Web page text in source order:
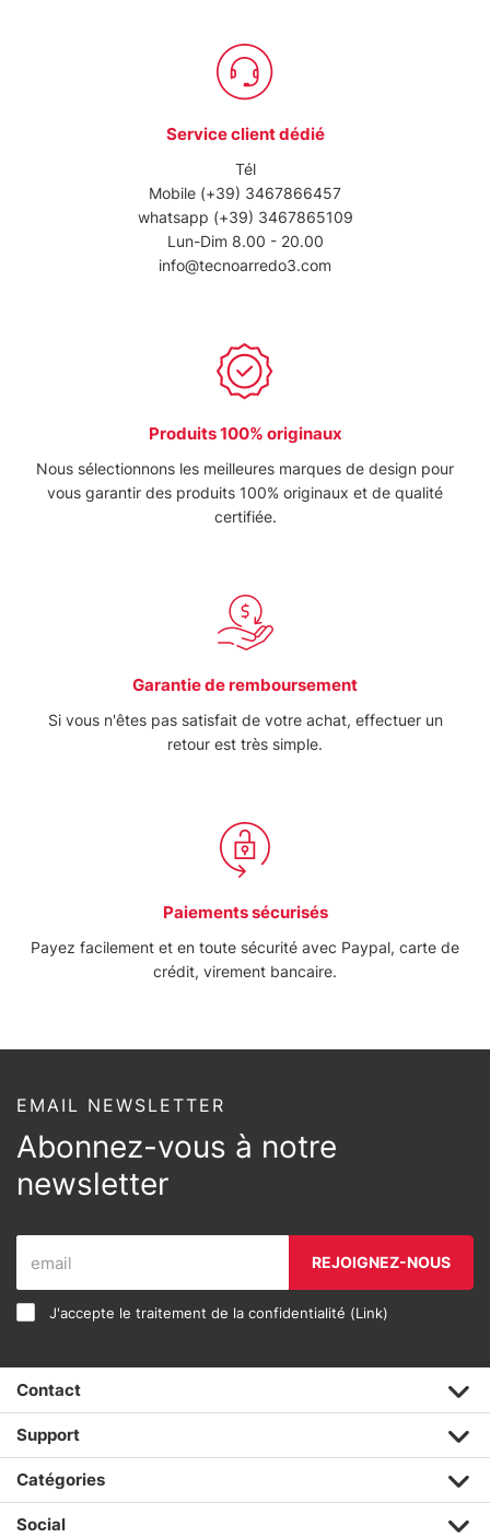
Service client dédié
Tél
Mobile (+39) 3467866457
whatsapp (+39) 3467865109
Lun-Dim 8.00 - 20.00
info@tecnoarredo3.com
Produits 100% originaux
Nous sélectionnons les meilleures marques de design pour
vous garantir des produits 100% originaux et de qualité
certifiée.
Garantie de remboursement
Si vous n'êtes pas satisfait de votre achat, effectuer un
retour est très simple.
Paiements sécurisés
Payez facilement et en toute sécurité avec Paypal, carte de
crédit, virement bancaire.
EMAIL NEWSLETTER
Abonnez-vous à notre
newsletter
REJOIGNEZ-NOUS
J'accepte le traitement de la confidentialité (Link)
Contact
Support
Catégories
Social